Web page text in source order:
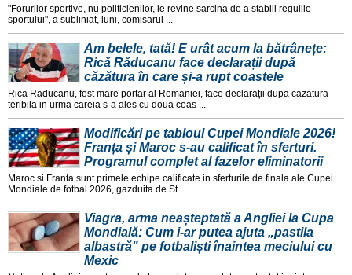
"Forurilor sportive, nu politicienilor, le revine sarcina de a stabili regulile
sportului", a subliniat, luni, comisarul ...
Am belele, tată! E urât acum la bătrânețe:
Rică Răducanu face declarații după
căzătura în care și-a rupt coastele
Rica Raducanu, fost mare portar al Romaniei, face declarații dupa cazatura
teribila in urma careia s-a ales cu doua coas ...
Modificări pe tabloul Cupei Mondiale 2026!
Franța și Maroc s-au calificat în sferturi.
Programul complet al fazelor eliminatorii
Maroc si Franta sunt primele echipe calificate in sferturile de finala ale Cupei
Mondiale de fotbal 2026, gazduita de St ...
Viagra, arma neașteptată a Angliei la Cupa
Mondială: Cum i-ar putea ajuta „pastila
albastră" pe fotbaliști înaintea meciului cu
Mexic